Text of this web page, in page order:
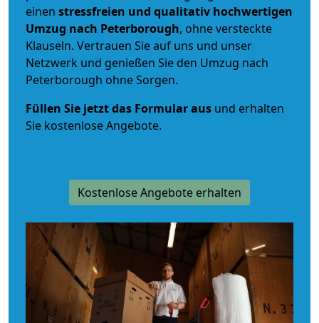
einen stressfreien und qualitativ hochwertigen
Umzug nach Peterborough, ohne versteckte
Klauseln. Vertrauen Sie auf uns und unser
Netzwerk und genießen Sie den Umzug nach
Peterborough ohne Sorgen.
Füllen Sie jetzt das Formular aus und erhalten
Sie kostenlose Angebote.
Kostenlose Angebote erhalten